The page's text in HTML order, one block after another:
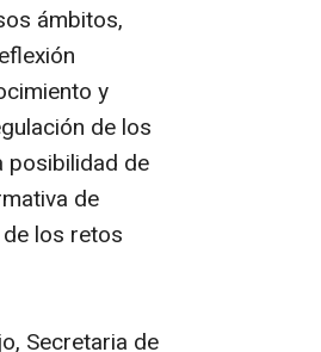
ámbitos,
y
de los
posibilidad de
de
los retos
Secretaria de